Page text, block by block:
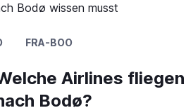
Bodø wissen musst
FRA-BOO
Airlines
Bodø?